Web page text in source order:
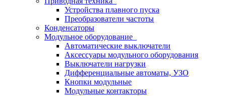
Устройства плавного пуска
Преобразователи частоты
Конденсаторы
Модульное оборудование
Автоматические выключатели
Аксессуары модульного оборудования
Выключатели нагрузки
Дифференциальные автоматы, УЗО
Кнопки модульные
Модульные контакторы